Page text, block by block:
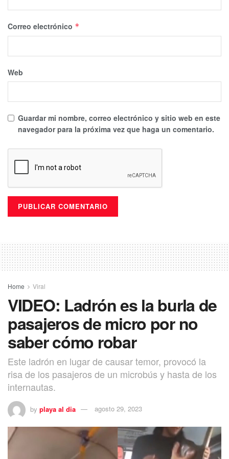
Correo electrónico *
Web
Guardar mi nombre, correo electrónico y sitio web en este
navegador para la próxima vez que haga un comentario.
Home Viral
VIDEO: Ladrón es la burla de
pasajeros de micro por no
saber cómo robar
Este ladrón en lugar de causar temor, provocó la
risa de los pasajeros de un microbús y hasta de los
internautas.
by playa al dia agosto 29, 2023